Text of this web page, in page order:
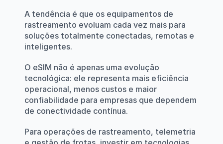
A tendência é que os equipamentos de
rastreamento evoluam cada vez mais para
soluções totalmente conectadas, remotas e
inteligentes.
O eSIM não é apenas uma evolução
tecnológica: ele representa mais eficiência
operacional, menos custos e maior
confiabilidade para empresas que dependem
de conectividade contínua.
Para operações de rastreamento, telemetria